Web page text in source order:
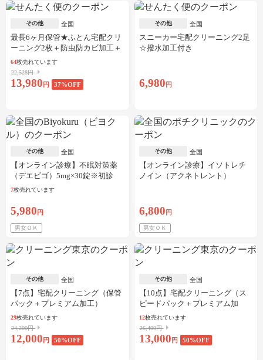
その他 全国
最長6ヶ月保管★ふとん宅配クリ
ーニング2枚＋防虫防カビ加工＋
しみ抜き
64枚売れています
22,528円
13,980 円 37%OFF
その他 全国
スニーカー宅配クリーニング2足
☆撥水加工付き
6,980 円
その他 全国
【オンライン診療】不眠対策薬
（デエビゴ）5mg×30錠※初診
料・送料込
7枚売れています
5,980 円
男女ＯＫ
その他 全国
【オンライン診療】イソトレチ
ノイン（アクネトレント）
6,800 円
男女ＯＫ
その他 全国
【7点】宅配クリーニング（保管
パック＋プレミアム加工）
29枚売れています
24,200円
12,000 円 50%OFF
その他 全国
【10点】宅配クリーニング（ス
ピードパック＋プレミアム加
工）
12枚売れています
26,400円
13,000 円 50%OFF